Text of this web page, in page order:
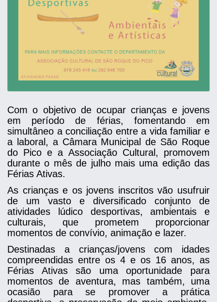
Com o objetivo de ocupar crianças e jovens
em período de férias, fomentando em
simultâneo a conciliação entre a vida familiar e
a laboral, a Câmara Municipal de São Roque
do Pico e a Associação Cultural, promovem
durante o mês de julho mais uma edição das
Férias Ativas.
As crianças e os jovens inscritos vão usufruir
de um vasto e diversificado conjunto de
atividades lúdico desportivas, ambientais e
culturais, que prometem proporcionar
momentos de convívio, animação e lazer.
Destinadas a crianças/jovens com idades
compreendidas entre os 4 e os 16 anos, as
Férias Ativas são uma oportunidade para
momentos de aventura, mas também, uma
ocasião para se promover a prática